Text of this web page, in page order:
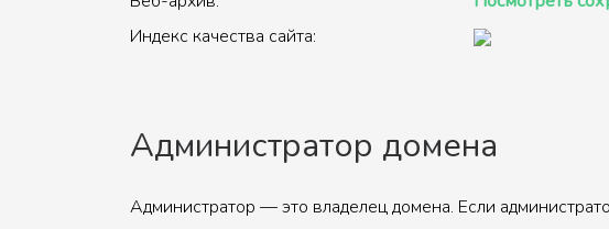
Индекс качества сайта:
Администратор домена
Администратор — это владелец домена. Если